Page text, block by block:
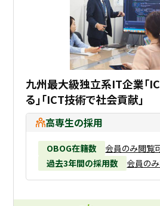
九州最大級独立系IT企業「
る」「ICT技術で社会貢献」
高専生の採用
OBOG在籍数
会員のみ閲覧
過去3年間の採用数
会員の